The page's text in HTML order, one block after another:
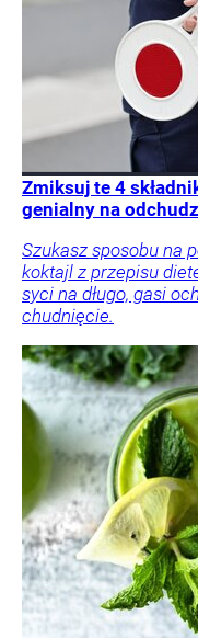
Zmiksuj te 4
genialny na
Szukasz sposobu na
koktajl z przepisu
syci na długo, gasi
chudnięcie.